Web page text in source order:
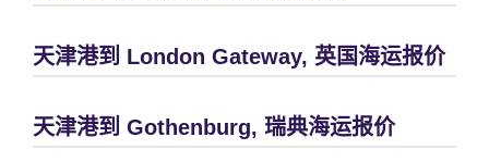
天津港到 London Gateway, 英国海运报价
天津港到 Gothenburg, 瑞典海运报价